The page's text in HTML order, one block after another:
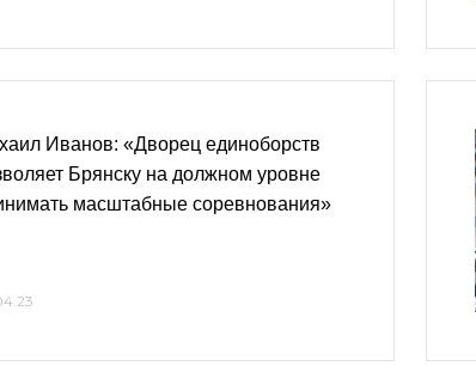
Иванов: «Дворец единоборств
Брянску на должном уровне
масштабные соревнования»